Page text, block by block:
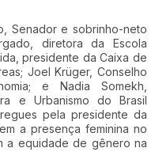
Senador e sobrinho-neto
diretora da Escola
presidente da Caixa de
Joel Krüger, Conselho
e Nadia Somekh,
e Urbanismo do Brasil
pela presidente da
a presença feminina no
a equidade de gênero na